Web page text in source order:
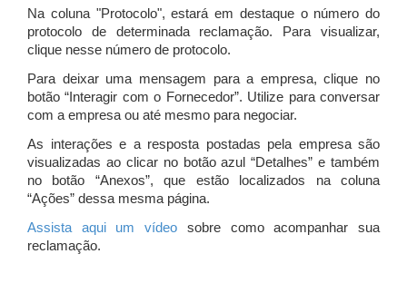
Na coluna "Protocolo", estará em destaque o número do
protocolo de determinada reclamação. Para visualizar,
clique nesse número de protocolo.
Para deixar uma mensagem para a empresa, clique no
botão “Interagir com o Fornecedor”. Utilize para conversar
com a empresa ou até mesmo para negociar.
As interações e a resposta postadas pela empresa são
visualizadas ao clicar no botão azul “Detalhes” e também
no botão “Anexos”, que estão localizados na coluna
“Ações” dessa mesma página.
Assista aqui um vídeo sobre como acompanhar sua
reclamação.